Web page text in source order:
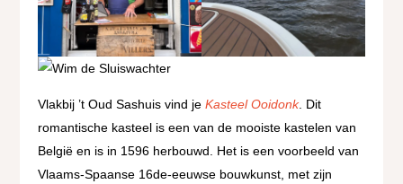
Vlakbij ’t Oud Sashuis vind jeKasteel Ooidonk. Dit
romantische kasteel is een van de mooiste kastelen van
België en is in 1596 herbouwd. Het is een voorbeeld van
Vlaams-Spaanse 16de-eeuwse bouwkunst, met zijn